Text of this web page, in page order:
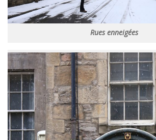
Rues enneigées